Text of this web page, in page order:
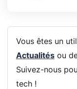
Vous êtes un
Actualitésou
Suivez-nous
tech !